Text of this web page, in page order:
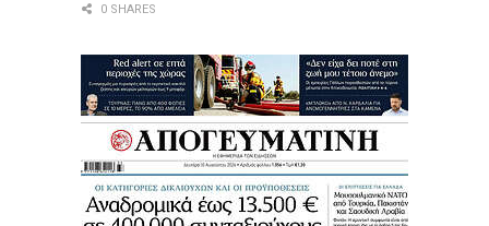
0 SHARES